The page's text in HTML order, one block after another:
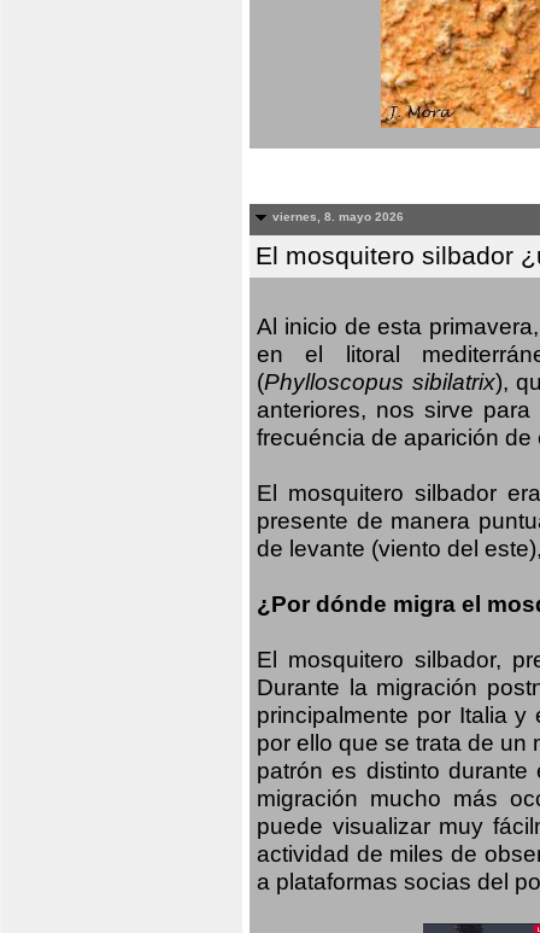
viernes, 8. mayo 2026
El mosquitero silbador
Al inicio de esta
en el litoral
(Phylloscopus sibilatrix),
anteriores, nos sirve
frecuéncia de aparición
El mosquitero silbador
presente de manera
de levante (viento del
¿Por dónde migra el
El mosquitero silbador,
Durante la migración
principalmente por Italia
por ello que se trata de un
patrón es distinto
migración mucho más
puede visualizar muy
actividad de miles de
a plataformas socias del